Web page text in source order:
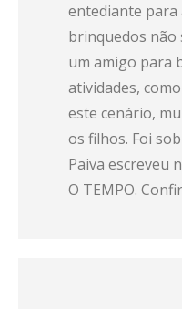
entediante para
brinquedos não
um amigo para
atividades,
este cenário,
os filhos. Foi
Paiva escreveu
O TEMPO.